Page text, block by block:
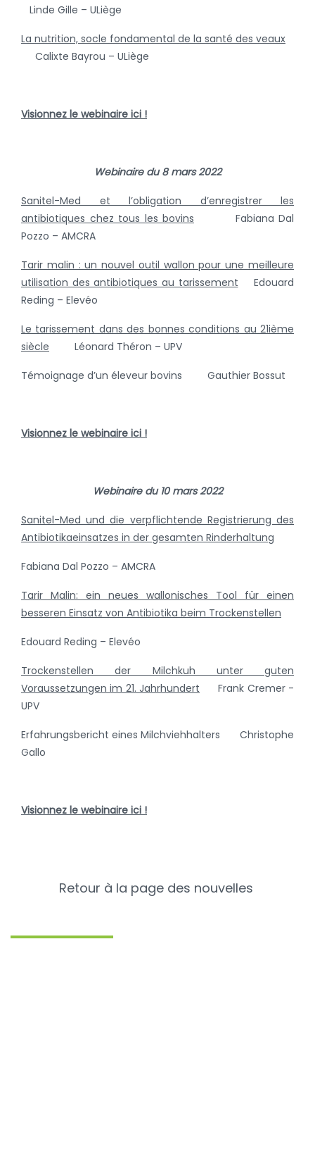
Linde Gille – ULiège
La nutrition, socle fondamental de la santé des veaux
Calixte Bayrou – ULiège
Visionnez le webinaire ici !
Webinaire du 8 mars 2022
Sanitel-Med et l’obligation d’enregistrer les
antibiotiques chez tous les bovins Fabiana Dal
Pozzo – AMCRA
Tarir malin : un nouvel outil wallon pour une meilleure
utilisation des antibiotiques au tarissement Edouard
Reding – Elevéo
Le tarissement dans des bonnes conditions au 21ième
siècle Léonard Théron – UPV
Témoignage d’un éleveur bovins Gauthier Bossut
Visionnez le webinaire ici !
Webinaire du 10 mars 2022
Sanitel-Med und die verpflichtende Registrierung des
Antibiotikaeinsatzes in der gesamten Rinderhaltung
Fabiana Dal Pozzo – AMCRA
Tarir Malin: ein neues wallonisches Tool für einen
besseren Einsatz von Antibiotika beim Trockenstellen
Edouard Reding – Elevéo
Trockenstellen der Milchkuh unter guten
Voraussetzungen im 21. Jahrhundert Frank Cremer -
UPV
Erfahrungsbericht eines Milchviehhalters Christophe
Gallo
Visionnez le webinaire ici !
Retour à la page des nouvelles